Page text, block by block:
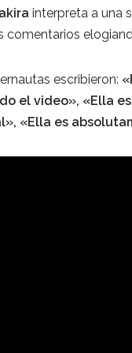
interpreta a una
comentarios
escribieron:
el video», «Ella
«Ella es